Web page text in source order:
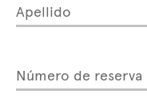
Apellido
Número de reserva